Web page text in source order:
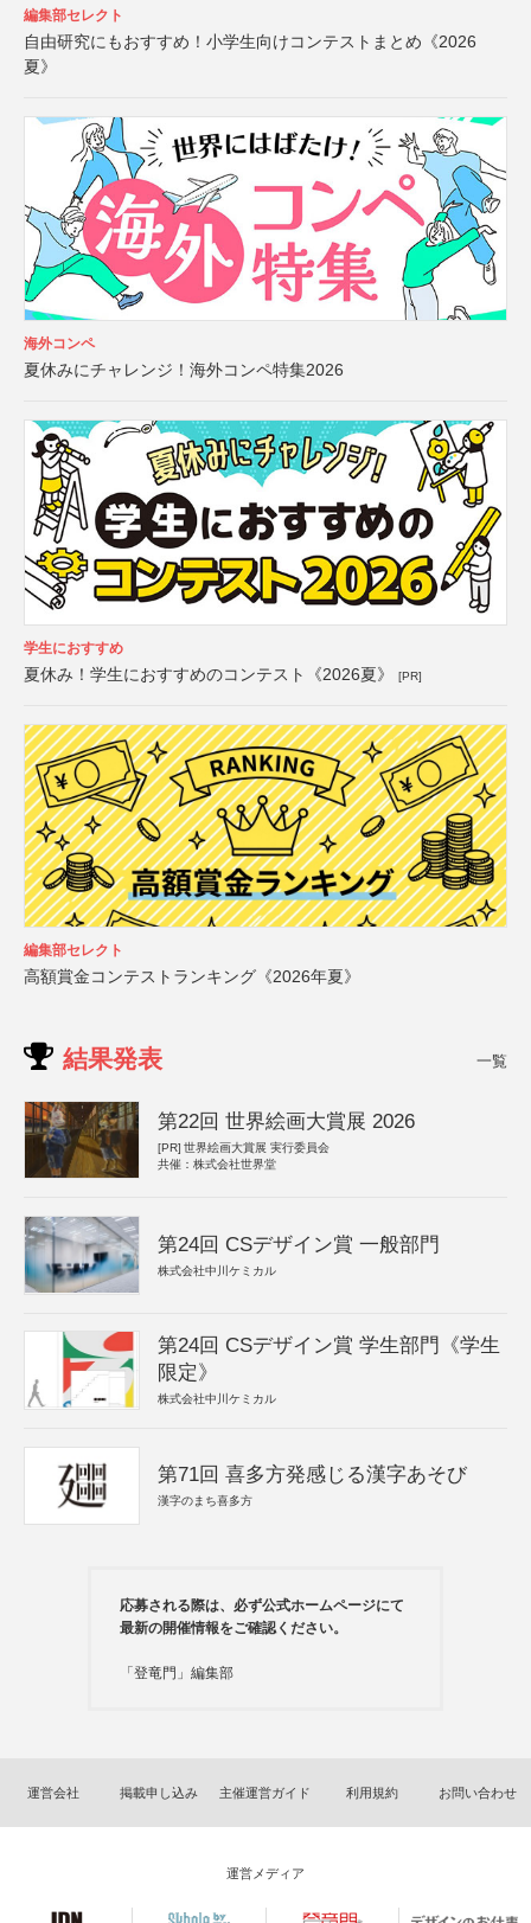
編集部セレクト
自由研究にもおすすめ！小学生向けコンテストまとめ《2026
夏》
海外コンペ
夏休みにチャレンジ！海外コンペ特集2026
学生におすすめ
夏休み！学生におすすめのコンテスト《2026夏》 [PR]
編集部セレクト
高額賞金コンテストランキング《2026年夏》
結果発表 一覧
第22回 世界絵画大賞展 2026
[PR] 世界絵画大賞展 実行委員会
共催：株式会社世界堂
第24回 CSデザイン賞 一般部門
株式会社中川ケミカル
第24回 CSデザイン賞 学生部門《学生
限定》
株式会社中川ケミカル
第71回 喜多方発感じる漢字あそび
漢字のまち喜多方
応募される際は、必ず公式ホームページにて
最新の開催情報をご確認ください。
「登竜門」編集部
運営会社 掲載申し込み 主催運営ガイド 利用規約 お問い合わせ
運営メディア